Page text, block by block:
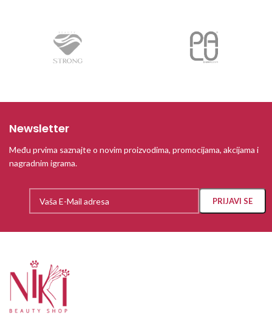
Newsletter
Među prvima saznajte o novim proizvodima, promocijama, akcijama i
nagradnim igrama.